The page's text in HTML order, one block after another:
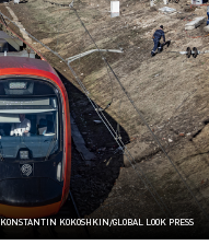
KONSTANTIN KOKOSHKIN/GLOBAL LOOK PRESS